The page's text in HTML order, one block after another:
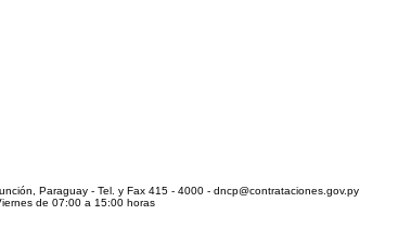
Paraguay - Tel. y Fax 415 - 4000 - dncp@contrataciones.gov.py
de 07:00 a 15:00 horas